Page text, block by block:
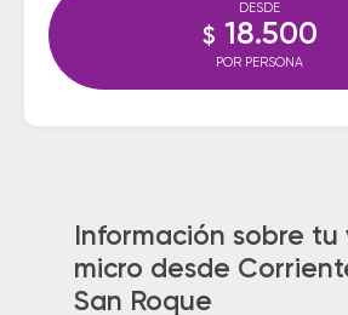
DESDE
$ 18.500
POR PERSONA
Información sobre tu
micro desde
San Roque